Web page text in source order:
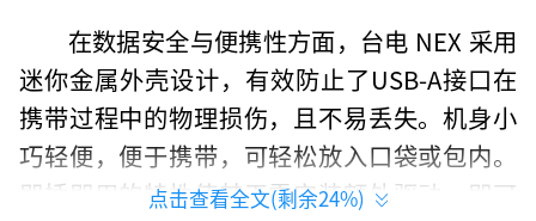
在数据安全与便携性方面，台电 NEX 采用
迷你金属外壳设计，有效防止了USB-A接口在
携带过程中的物理损伤，且不易丢失。机身小
巧轻便，便于携带，可轻松放入口袋或包内。
即插即用的特性使其无需安装额外驱动，即可
点击查看全文(剩余24%)